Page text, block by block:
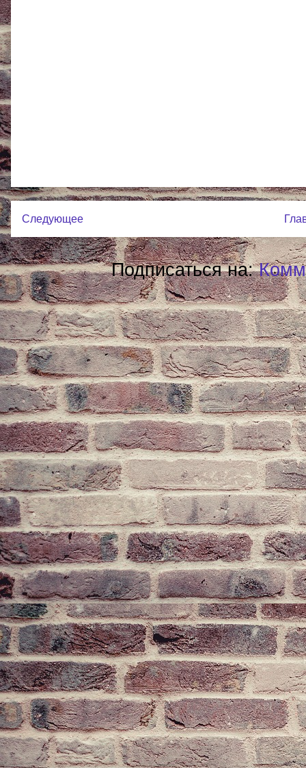
Следующее
Подписаться на: